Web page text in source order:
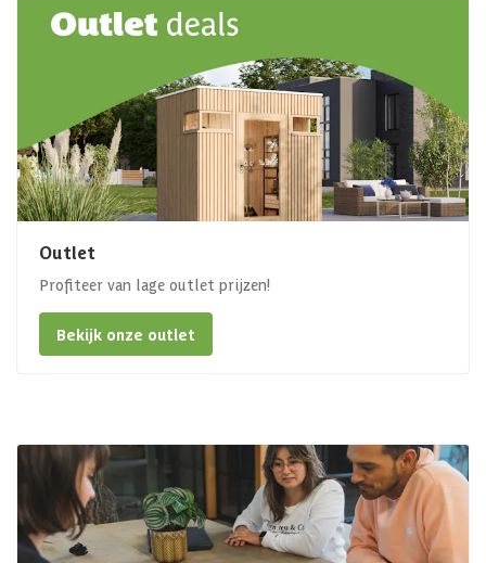
Outlet
Profiteer van lage outlet prijzen!
Bekijk onze outlet